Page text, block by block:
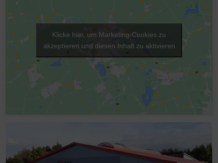
Klicke hier, um Marketing-Cookies zu
akzeptieren und diesen Inhalt zu aktivieren